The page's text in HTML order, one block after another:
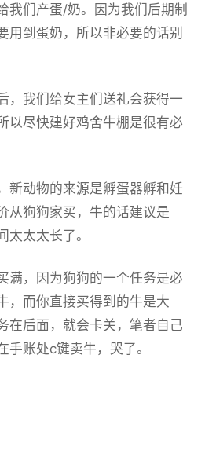
我们产蛋/奶。因为我们后期制
用到蛋奶，所以非必要的话别
，我们给女主们送礼会获得一
以尽快建好鸡舍牛棚是很有必
新动物的来源是孵蛋器孵和妊
从狗狗家买，牛的话建议是
太太太长了。
满，因为狗狗的一个任务是必
，而你直接买得到的牛是大
在后面，就会卡关，笔者自己
手账处c键卖牛，哭了。